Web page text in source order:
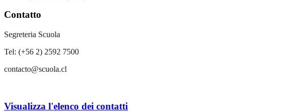
Contatto
Segreteria Scuola
Tel: (+56 2) 2592 7500
contacto@scuola.cl
Visualizza l'elenco dei contatti